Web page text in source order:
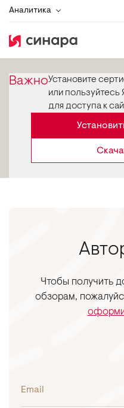
Аналитика
ВажноУстановите
или пользуйтесь
для доступа к
Чтобы получить
обзорам,
Email